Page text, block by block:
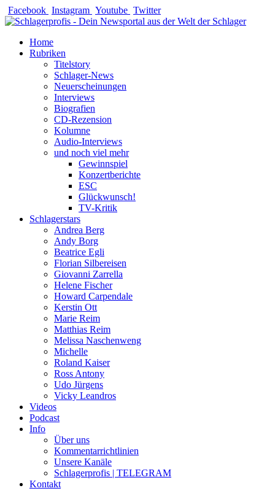
Zum
Inhalt
Facebook Instagram Youtube Twitter
Home
Rubriken
Titelstory
Schlager-News
Neuerscheinungen
Interviews
Biografien
CD-Rezension
Kolumne
Audio-Interviews
und noch viel mehr
Gewinnspiel
Konzertberichte
ESC
Glückwunsch!
TV-Kritik
Schlagerstars
Andrea Berg
Andy Borg
Beatrice Egli
Florian Silbereisen
Giovanni Zarrella
Helene Fischer
Howard Carpendale
Kerstin Ott
Marie Reim
Matthias Reim
Melissa Naschenweng
Michelle
Roland Kaiser
Ross Antony
Udo Jürgens
Vicky Leandros
Videos
Podcast
Info
Über uns
Kommentarrichtlinien
Unsere Kanäle
Schlagerprofis | TELEGRAM
Kontakt